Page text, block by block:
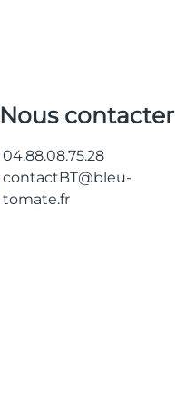
Nous contacter
04.88.08.75.28
contactBT@bleu-
tomate.fr